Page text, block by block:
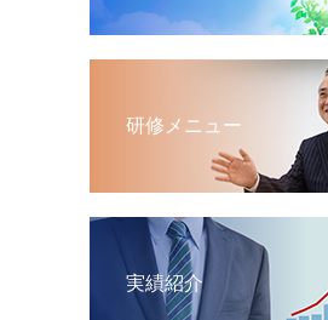
研修メニュー
実績紹介